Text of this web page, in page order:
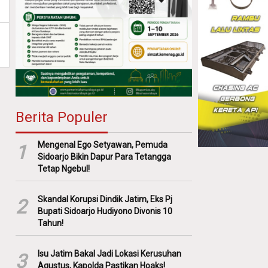
Berita Populer
1
Mengenal Ego Setyawan, Pemuda
Sidoarjo Bikin Dapur Para Tetangga
Tetap Ngebul!
2
Skandal Korupsi Dindik Jatim, Eks Pj
Bupati Sidoarjo Hudiyono Divonis 10
Tahun!
3
Isu Jatim Bakal Jadi Lokasi Kerusuhan
Agustus, Kapolda Pastikan Hoaks!